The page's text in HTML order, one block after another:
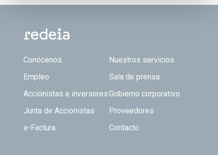
Footer TOP
Conócenos
Nuestros servicios
Empleo
Sala de prensa
Accionistas e inversoresGobierno corporativo
Junta de Accionistas
Proveedores
e-Factura
Contacto